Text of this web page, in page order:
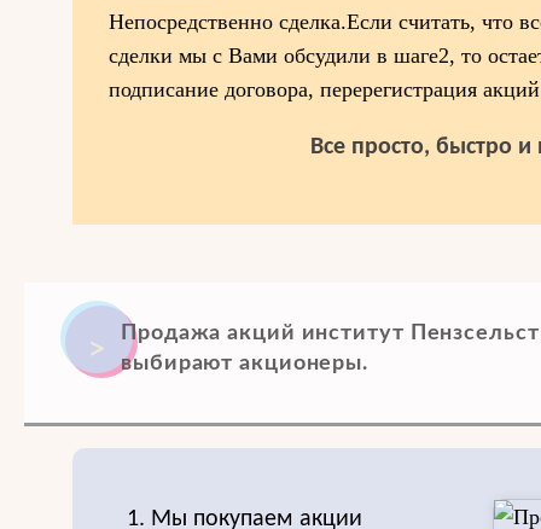
Непосредственно сделка.Если считать, что
сделки мы с Вами обсудили в шаге2, то
подписание договора, перерегистрация
Все просто, быстро и
Продажа акций институт
выбирают акционеры.
1. Мы покупаем акции